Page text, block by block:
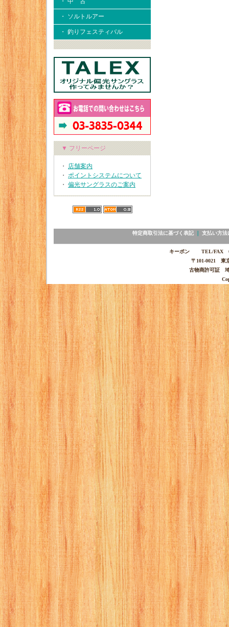
・ ソルトルアー
・ 釣りフェスティバル
▼ フリーページ
・ 店舗案内
・ ポイントシステムについて
・ 偏光サングラスのご案内
特定商取引法に基づく表記｜ 支払い方法
キーポン TEL/FAX
〒101-0021 東
古物商許可証